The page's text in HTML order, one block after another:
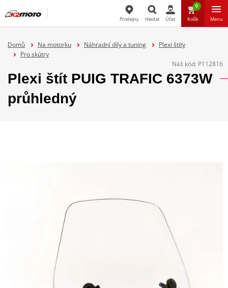
Prodejny Hledat Účet
0
Košík Menu
Domů Na motorku Náhradní díly a tuning
Plexi štíty
Pro skútry
Náš kód: P112816
Plexi štít PUIG TRAFIC 6373W
průhledný